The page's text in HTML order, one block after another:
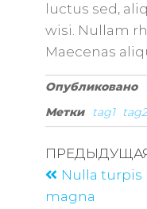
luctus sed,
wisi. Nullam
Maecenas
Опубликовано
Метки
tag1 tag2
Nulla turpis
magna